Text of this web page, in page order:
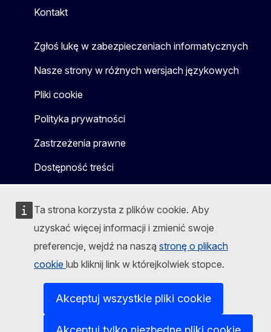
Ta strona korzysta z plików cookie. Aby
uzyskać więcej informacji i zmienić swoje
preferencje, wejdź na naszą stronę o plikach
cookie lub kliknij link w którejkolwiek stopce.
Akceptuj wszystkie pliki cookie
Kontakt
Zgłoś lukę w zabezpieczeniach informatycznych
Nasze strony w różnych wersjach językowych
Pliki cookie
Polityka prywatności
Zastrzeżenia prawne
Dostępność treści